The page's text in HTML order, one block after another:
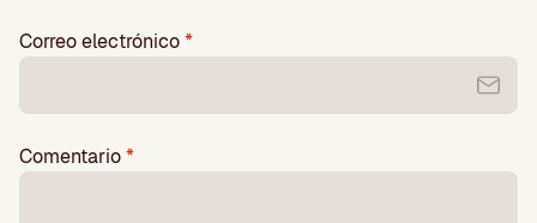
Correo electrónico*
Comentario*